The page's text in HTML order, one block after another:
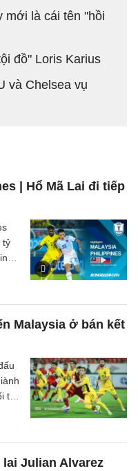
mới là cái tên "hồi
đồ" Loris Karius
và Chelsea vụ
| Hổ Mã Lai đi tiếp
tỷ
Malaysia ở bán kết
Julian Alvarez